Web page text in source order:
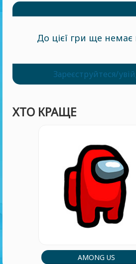
До цієї гри ще
Зареєструйтеся/
ХТО КРАЩЕ
AMONG US